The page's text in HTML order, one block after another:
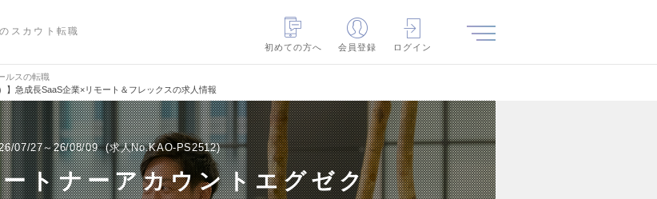
スカウト転職
初めての方へ
会員登録 ログイン
ルスの転職
】急成長SaaS企業×リモート＆フレックスの求人情報
07/27～26/08/09 求人No.KAO-PS2512
トナーアカウントエグゼク